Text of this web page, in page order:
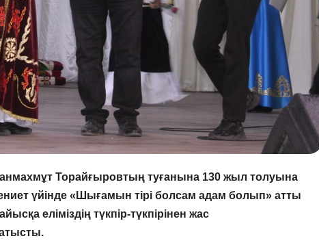
Торайғыровтың туғанына 130 жыл толуына
үйінде «Шығамын тірі болсам адам болып» атты
еліміздің түкпір-түкпірінен жас